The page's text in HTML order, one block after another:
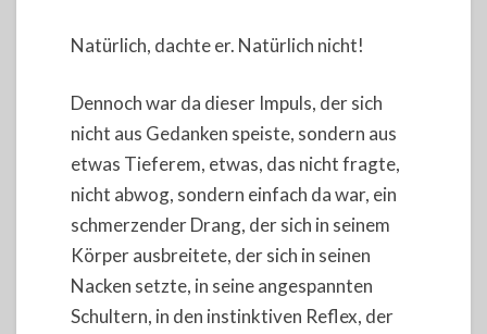
Natürlich, dachte er. Natürlich nicht!
Dennoch war da dieser Impuls, der sich
nicht aus Gedanken speiste, sondern aus
etwas Tieferem, etwas, das nicht fragte,
nicht abwog, sondern einfach da war, ein
schmerzender Drang, der sich in seinem
Körper ausbreitete, der sich in seinen
Nacken setzte, in seine angespannten
Schultern, in den instinktiven Reflex, der